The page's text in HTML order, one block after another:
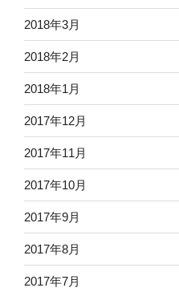
2018年3月
2018年2月
2018年1月
2017年12月
2017年11月
2017年10月
2017年9月
2017年8月
2017年7月